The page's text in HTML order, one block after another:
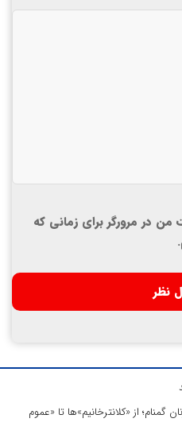
من در مرورگر برای زمانی که
گمنام؛ از «کلانترخانیم»ها تا «عموم